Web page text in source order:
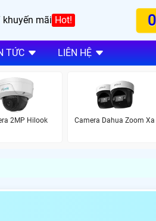
khuyến mãi Hot!
TỨC LIÊN HỆ
2MP Hilook Camera Dahua Zoom Xa